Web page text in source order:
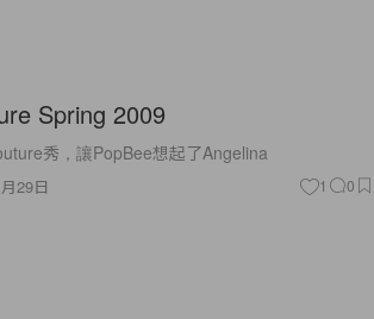
Spring 2009
秀，讓PopBee想起了Angelina
29日 1 0